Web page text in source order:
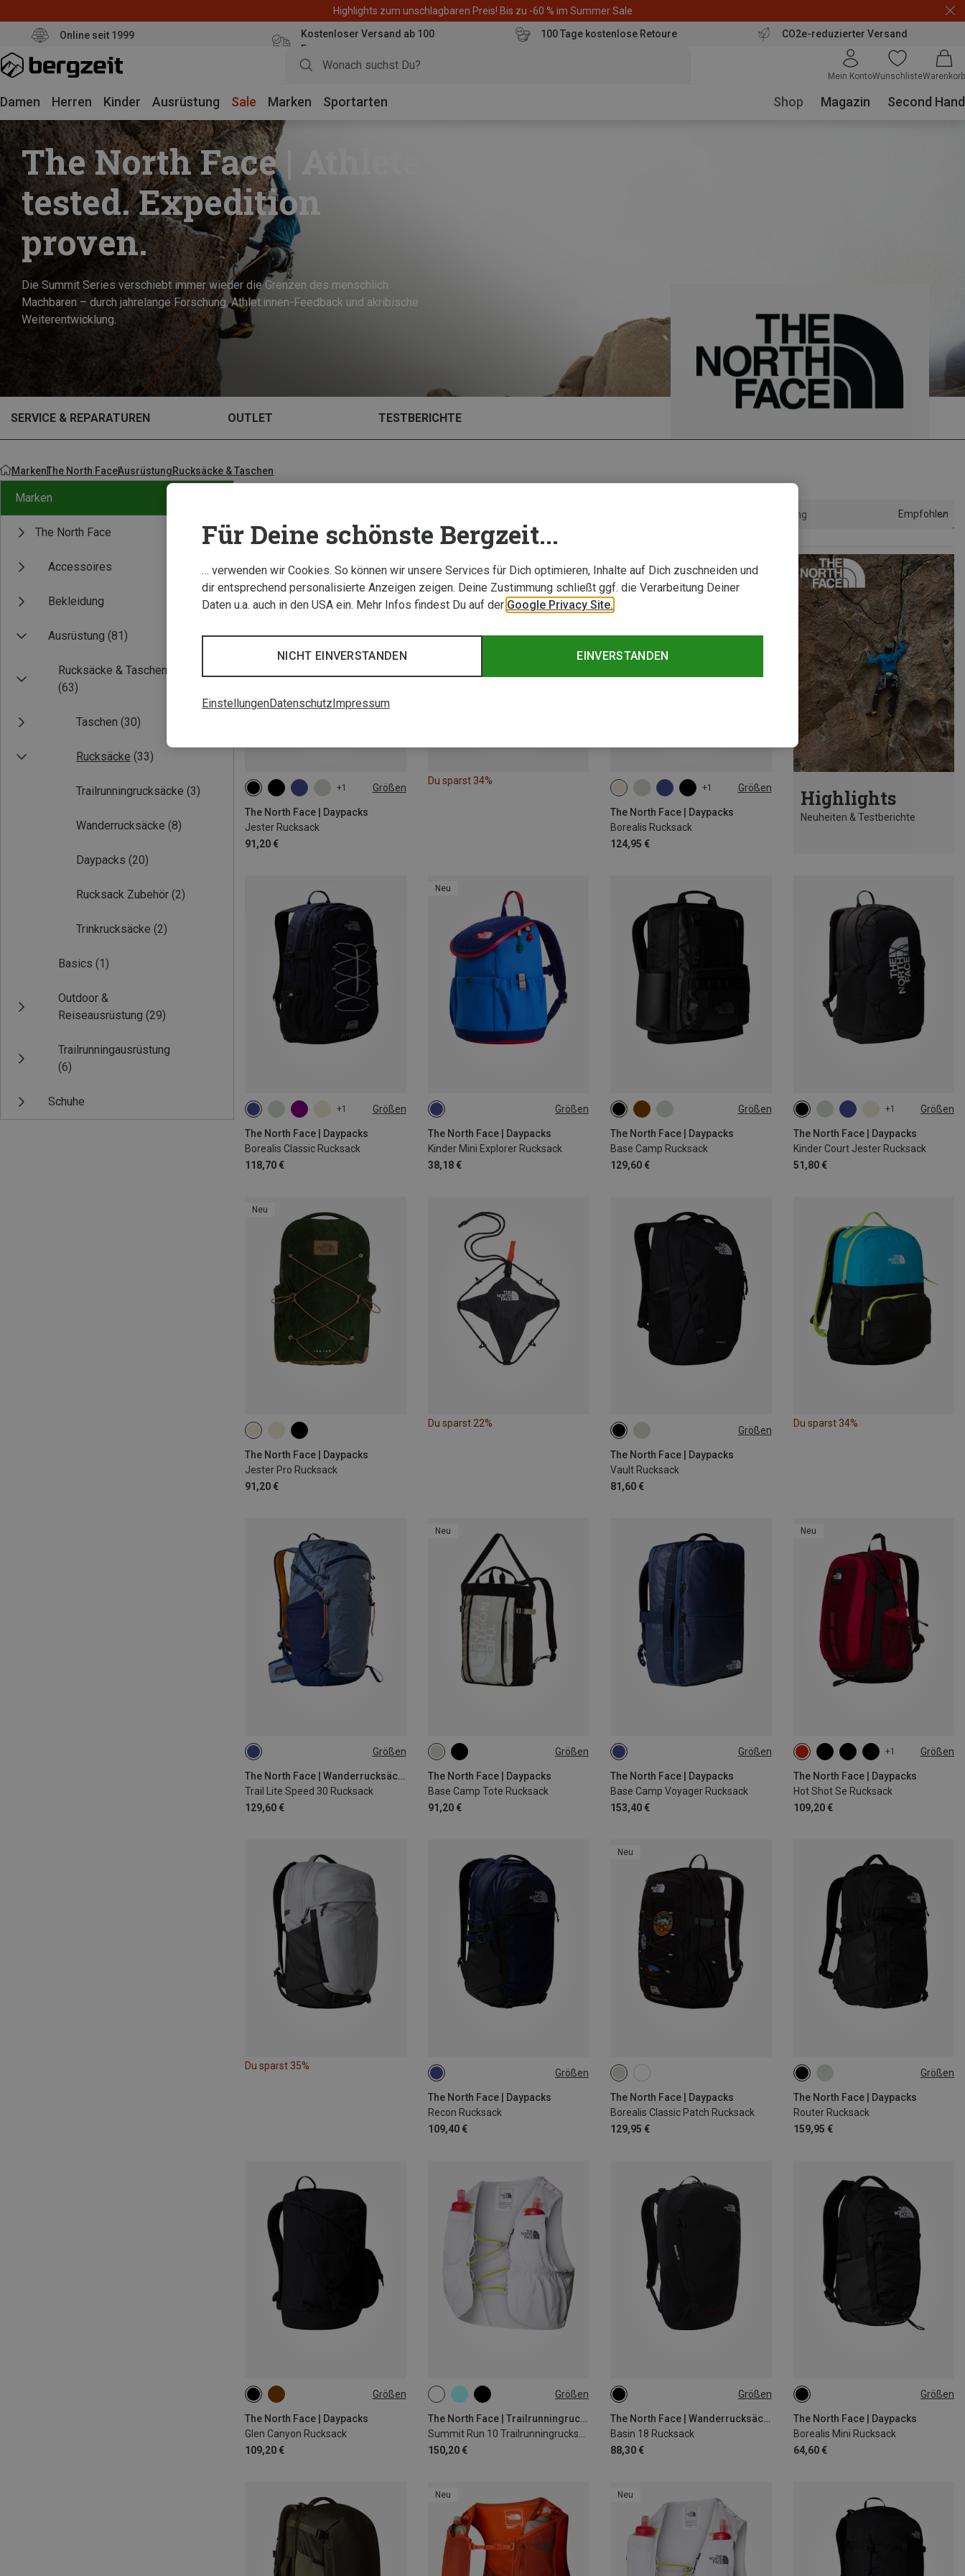
Highlights zum unschlagbaren Preis! Bis zu -60 % im Summer Sale
Online seit 1999
Kostenloser Versand ab 100
Euro
100 Tage kostenlose Retoure CO2e-reduzierter Versand
Mein KontoWunschlisteWarenkorb
Damen Herren Kinder Ausrüstung Sale Marken Sportarten Shop Magazin Second Hand
The North Face | Athlete
tested. Expedition
proven.
Die Summit Series verschiebt immer wieder die Grenzen des menschlich
Machbaren – durch jahrelange Forschung, Athlet:innen-Feedback und akribische
Weiterentwicklung.
SERVICE & REPARATUREN OUTLET TESTBERICHTE
MarkenThe North FaceAusrüstungRucksäcke & Taschen
Marken
The North Face
Accessoires
Bekleidung
Ausrüstung (81)
Rucksäcke & Taschen
(63)
Taschen (30)
Rucksäcke (33)
Trailrunningrucksäcke (3)
Wanderrucksäcke (8)
Daypacks (20)
Rucksack Zubehör (2)
Trinkrucksäcke (2)
Basics (1)
Outdoor &
Reiseausrüstung (29)
Trailrunningausrüstung
(6)
Schuhe
Sortierung Empfohlen
+1 Größen
The North Face | Daypacks
Jester Rucksack
91,20 €
28L
Du sparst 34%
Neu
+1 Größen
The North Face | Daypacks
Borealis Rucksack
124,95 €
28L Highlights
Neuheiten & Testberichte
+1 Größen
The North Face | Daypacks
Borealis Classic Rucksack
118,70 €
29L
Neu
Größen
The North Face | Daypacks
Kinder Mini Explorer Rucksack
38,18 €
10L Größen
The North Face | Daypacks
Base Camp Rucksack
129,60 €
ONE SIZE
+1 Größen
The North Face | Daypacks
Kinder Court Jester Rucksack
51,80 €
24.6L
Neu
The North Face | Daypacks
Jester Pro Rucksack
91,20 €
Du sparst 22%
Größen
The North Face | Daypacks
Vault Rucksack
81,60 €
27L
Du sparst 34%
Größen
The North Face | Wanderrucksäcke
Trail Lite Speed 30 Rucksack
129,60 €
30L | L-XL
Neu
Größen
The North Face | Daypacks
Base Camp Tote Rucksack
91,20 €
19.7L Größen
The North Face | Daypacks
Base Camp Voyager Rucksack
153,40 €
35L
Neu
+1 Größen
The North Face | Daypacks
Hot Shot Se Rucksack
109,20 €
30L
Du sparst 35%
Größen
The North Face | Daypacks
Recon Rucksack
109,40 €
30L
Neu
The North Face | Daypacks
Borealis Classic Patch Rucksack
129,95 €
Größen
The North Face | Daypacks
Router Rucksack
159,95 €
40L
Größen
The North Face | Daypacks
Glen Canyon Rucksack
109,20 €
ONE SIZE Größen
The North Face | Trailrunningrucksäcke
Summit Run 10 Trailrunningrucksack
150,20 €
10L | M 10L | XL
10L | L
10L | XS
10L | S
Größen
The North Face | Wanderrucksäcke
Basin 18 Rucksack
88,30 €
18L Größen
The North Face | Daypacks
Borealis Mini Rucksack
64,60 €
10L
Neu Neu
Für Deine schönste Bergzeit...
… verwenden wir Cookies. So können wir unsere Services für Dich optimieren, Inhalte auf Dich zuschneiden und
dir entsprechend personalisierte Anzeigen zeigen. Deine Zustimmung schließt ggf. die Verarbeitung Deiner
Daten u.a. auch in den USA ein. Mehr Infos findest Du auf der Google Privacy Site.
EINVERSTANDEN
NICHT EINVERSTANDEN
EinstellungenDatenschutzImpressum